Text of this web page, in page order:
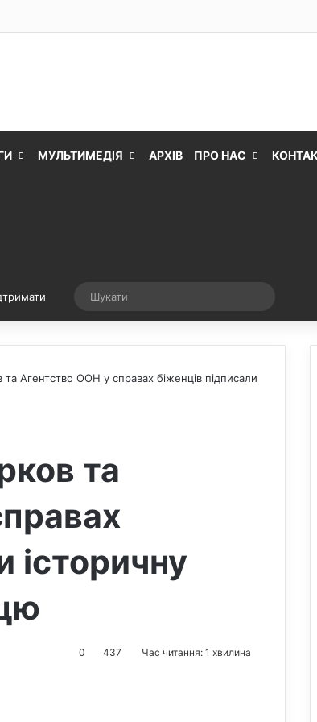
МУЛЬТИМЕДІЯ АРХІВ ПРО НАС
Випадкова стаття
та Агентство ООН у справах біженців підписали
та
історичну
0 437 Час читання: 1 хвилина